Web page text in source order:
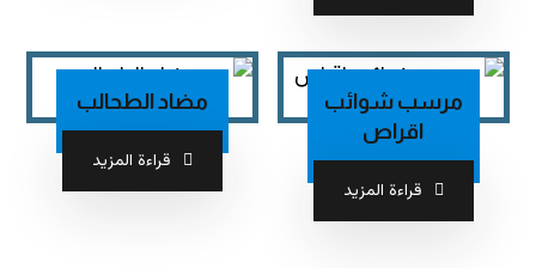
مرسب شوائب
اقراص
قراءة المزيد
مضاد الطحالب
قراءة المزيد